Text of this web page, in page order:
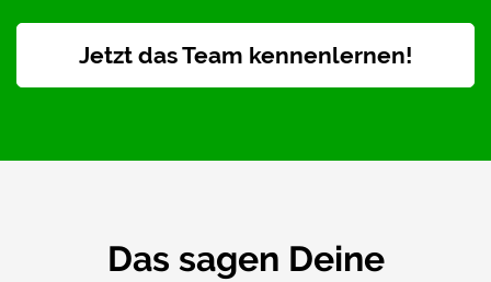
Jetzt das Team kennenlernen!
Das sagen Deine